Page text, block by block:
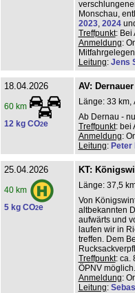
Monschau,
2023, 2024
Treffpunkt: Bei
Anmeldung:
Leitung: Jens
18.04.2026
60 km
12 kg CO2e
AV:
Länge: 33 km,
Ab Dernau -
Treffpunkt: bei
Anmeldung:
Leitung: Peter
25.04.2026
40 km
5 kg CO2e
KT:
Länge: 37,5
Von
altbekannten
aufwärts und
laufen wir in
treffen. Dem
Treffpunkt: ca.
ÖPNV
Anmeldung:
Leitung: